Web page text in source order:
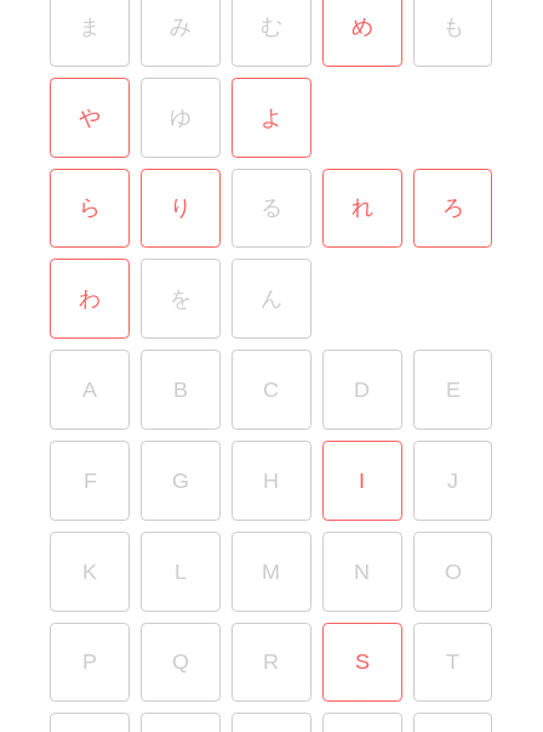
ま み む め も
や ゆ よ
ら り る れ ろ
わ を ん
A B C D E
F G H I J
K L M N O
P Q R S T